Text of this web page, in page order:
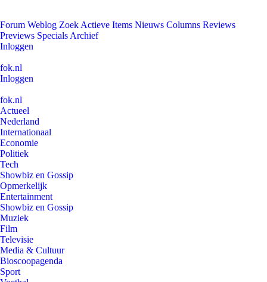
Forum Weblog Zoek Actieve Items Nieuws Columns Reviews
Previews Specials Archief
Inloggen
fok.nl
Inloggen
fok.nl
Actueel
Nederland
Internationaal
Economie
Politiek
Tech
Showbiz en Gossip
Opmerkelijk
Entertainment
Showbiz en Gossip
Muziek
Film
Televisie
Media & Cultuur
Bioscoopagenda
Sport